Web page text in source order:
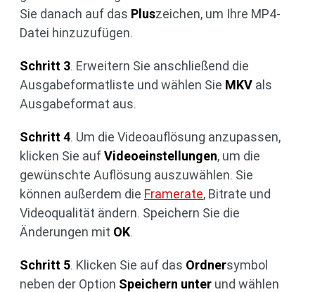
Sie danach auf das Pluszeichen, um Ihre MP4-
Datei hinzuzufügen.
Schritt 3. Erweitern Sie anschließend die
Ausgabeformatliste und wählen Sie MKV als
Ausgabeformat aus.
Schritt 4. Um die Videoauflösung anzupassen,
klicken Sie aufVideoeinstellungen, um die
gewünschte Auflösung auszuwählen. Sie
können außerdem die Framerate, Bitrate und
Videoqualität ändern. Speichern Sie die
Änderungen mit OK.
Schritt 5. Klicken Sie auf das Ordnersymbol
neben der Option Speichern unter und wählen